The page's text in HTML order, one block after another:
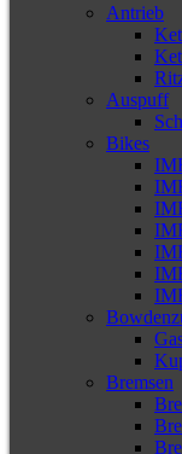
Antrieb
Auspuff
Bikes
Bremsen